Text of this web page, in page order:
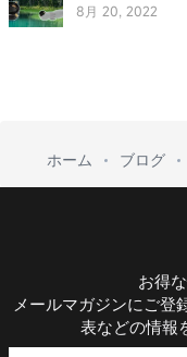
8月 20, 2022
ホーム ブログ
お得
メールマガジンにご登
表などの情報